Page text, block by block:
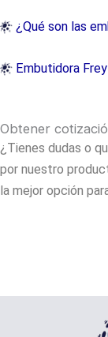
¿Qué son las
Embutidora
Obtener
¿Tienes dudas o
por nuestro
la mejor opción